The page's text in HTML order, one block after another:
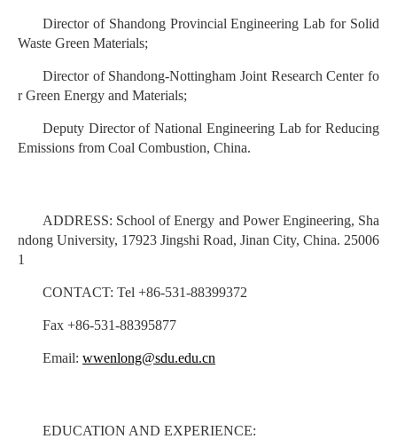
Director of Shandong Provincial Engineering Lab for Solid
Waste Green Materials;
Director of Shandong-Nottingham Joint Research Center fo
r Green Energy and Materials;
Deputy Director of National Engineering Lab for Reducing
Emissions from Coal Combustion, China.
ADDRESS: School of Energy and Power Engineering, Sha
ndong University, 17923 Jingshi Road, Jinan City, China. 25006
1
CONTACT: Tel +86-531-88399372
Fax +86-531-88395877
Email: wwenlong@sdu.edu.cn
EDUCATION AND EXPERIENCE: